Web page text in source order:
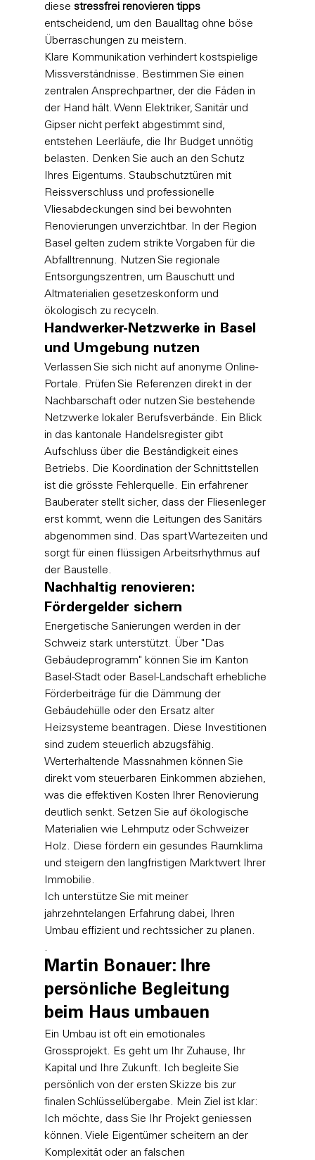
diese stressfrei renovieren tipps
entscheidend, um den Baualltag ohne böse
Überraschungen zu meistern.
Klare Kommunikation verhindert kostspielige
Missverständnisse. Bestimmen Sie einen
zentralen Ansprechpartner, der die Fäden in
der Hand hält. Wenn Elektriker, Sanitär und
Gipser nicht perfekt abgestimmt sind,
entstehen Leerläufe, die Ihr Budget unnötig
belasten. Denken Sie auch an den Schutz
Ihres Eigentums. Staubschutztüren mit
Reissverschluss und professionelle
Vliesabdeckungen sind bei bewohnten
Renovierungen unverzichtbar. In der Region
Basel gelten zudem strikte Vorgaben für die
Abfalltrennung. Nutzen Sie regionale
Entsorgungszentren, um Bauschutt und
Altmaterialien gesetzeskonform und
ökologisch zu recyceln.
Handwerker-Netzwerke in Basel
und Umgebung nutzen
Verlassen Sie sich nicht auf anonyme Online-
Portale. Prüfen Sie Referenzen direkt in der
Nachbarschaft oder nutzen Sie bestehende
Netzwerke lokaler Berufsverbände. Ein Blick
in das kantonale Handelsregister gibt
Aufschluss über die Beständigkeit eines
Betriebs. Die Koordination der Schnittstellen
ist die grösste Fehlerquelle. Ein erfahrener
Bauberater stellt sicher, dass der Fliesenleger
erst kommt, wenn die Leitungen des Sanitärs
abgenommen sind. Das spart Wartezeiten und
sorgt für einen flüssigen Arbeitsrhythmus auf
der Baustelle.
Nachhaltig renovieren:
Fördergelder sichern
Energetische Sanierungen werden in der
Schweiz stark unterstützt. Über "Das
Gebäudeprogramm" können Sie im Kanton
Basel-Stadt oder Basel-Landschaft erhebliche
Förderbeiträge für die Dämmung der
Gebäudehülle oder den Ersatz alter
Heizsysteme beantragen. Diese Investitionen
sind zudem steuerlich abzugsfähig.
Werterhaltende Massnahmen können Sie
direkt vom steuerbaren Einkommen abziehen,
was die effektiven Kosten Ihrer Renovierung
deutlich senkt. Setzen Sie auf ökologische
Materialien wie Lehmputz oder Schweizer
Holz. Diese fördern ein gesundes Raumklima
und steigern den langfristigen Marktwert Ihrer
Immobilie.
Ich unterstütze Sie mit meiner
jahrzehntelangen Erfahrung dabei, Ihren
Umbau effizient und rechtssicher zu planen.
.
Martin Bonauer: Ihre
persönliche Begleitung
beim Haus umbauen
Ein Umbau ist oft ein emotionales
Grossprojekt. Es geht um Ihr Zuhause, Ihr
Kapital und Ihre Zukunft. Ich begleite Sie
persönlich von der ersten Skizze bis zur
finalen Schlüsselübergabe. Mein Ziel ist klar:
Ich möchte, dass Sie Ihr Projekt geniessen
können. Viele Eigentümer scheitern an der
Komplexität oder an falschen